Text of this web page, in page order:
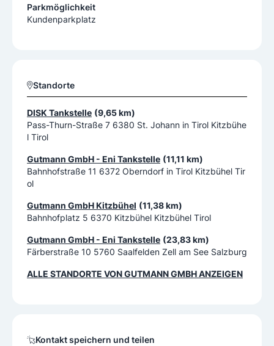
Parkmöglichkeit
Kundenparkplatz
Standorte
DISK Tankstelle (9,65 km)
Pass-Thurn-Straße 7 6380 St. Johann in Tirol Kitzbühe
l Tirol
Gutmann GmbH - Eni Tankstelle (11,11 km)
Bahnhofstraße 11 6372 Oberndorf in Tirol Kitzbühel Tir
ol
Gutmann GmbH Kitzbühel (11,38 km)
Bahnhofplatz 5 6370 Kitzbühel Kitzbühel Tirol
Gutmann GmbH - Eni Tankstelle (23,83 km)
Färberstraße 10 5760 Saalfelden Zell am See Salzburg
ALLE STANDORTE VONGUTMANN GMBHANZEIGEN
Kontakt speichern und teilen